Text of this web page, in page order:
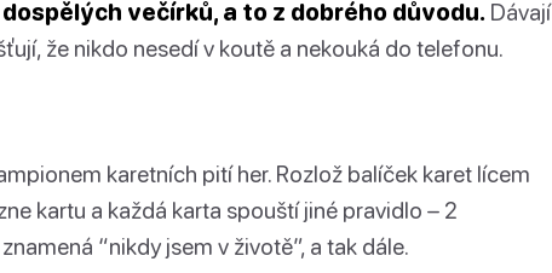
večírků, a to z dobrého důvodu. Dávají
že nikdo nesedí v koutě a nekouká do telefonu.
karetních pití her. Rozlož balíček karet lícem
kartu a každá karta spouští jiné pravidlo – 2
“nikdy jsem v životě”, a tak dále.